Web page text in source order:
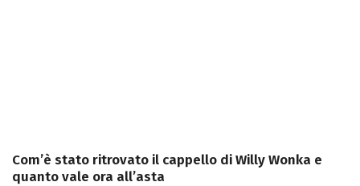
Com’è stato ritrovato il cappello di Willy Wonka e
quanto vale ora all’asta